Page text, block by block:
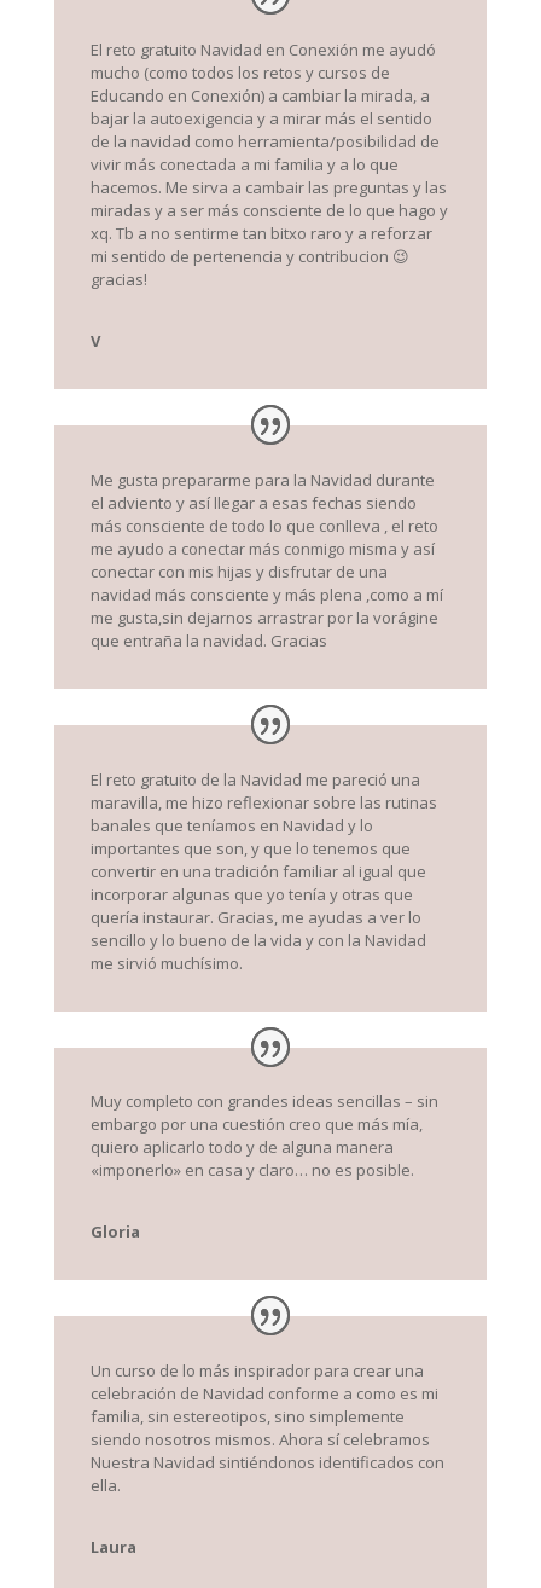
El reto gratuito Navidad en Conexión me ayudó
mucho (como todos los retos y cursos de
Educando en Conexión) a cambiar la mirada, a
bajar la autoexigencia y a mirar más el sentido
de la navidad como herramienta/posibilidad de
vivir más conectada a mi familia y a lo que
hacemos. Me sirva a cambair las preguntas y las
miradas y a ser más consciente de lo que hago y
xq. Tb a no sentirme tan bitxo raro y a reforzar
mi sentido de pertenencia y contribucion 😉
gracias!
V
Me gusta prepararme para la Navidad durante
el adviento y así llegar a esas fechas siendo
más consciente de todo lo que conlleva , el reto
me ayudo a conectar más conmigo misma y así
conectar con mis hijas y disfrutar de una
navidad más consciente y más plena ,como a mí
me gusta,sin dejarnos arrastrar por la vorágine
que entraña la navidad. Gracias
El reto gratuito de la Navidad me pareció una
maravilla, me hizo reflexionar sobre las rutinas
banales que teníamos en Navidad y lo
importantes que son, y que lo tenemos que
convertir en una tradición familiar al igual que
incorporar algunas que yo tenía y otras que
quería instaurar. Gracias, me ayudas a ver lo
sencillo y lo bueno de la vida y con la Navidad
me sirvió muchísimo.
Muy completo con grandes ideas sencillas – sin
embargo por una cuestión creo que más mía,
quiero aplicarlo todo y de alguna manera
«imponerlo» en casa y claro… no es posible.
Gloria
Un curso de lo más inspirador para crear una
celebración de Navidad conforme a como es mi
familia, sin estereotipos, sino simplemente
siendo nosotros mismos. Ahora sí celebramos
Nuestra Navidad sintiéndonos identificados con
ella.
Laura